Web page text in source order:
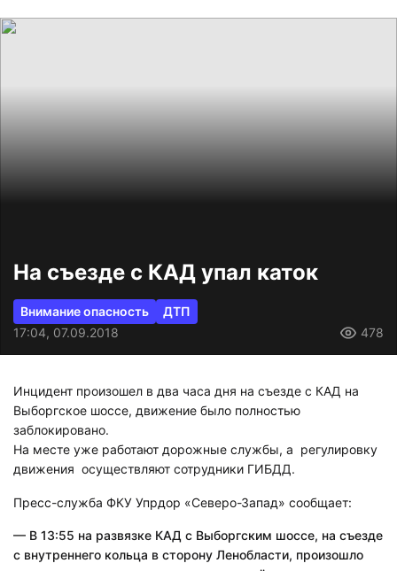
На съезде с КАД упал каток
Внимание опасность
ДТП
17:04, 07.09.2018
478
Инцидент произошел в два часа дня на съезде с КАД на
Выборгское шоссе, движение было полностью
заблокировано.
На месте уже работают дорожные службы, а регулировку
движения осуществляют сотрудники ГИБДД.
Пресс-служба ФКУ Упрдор «Северо-Запад» сообщает:
— В 13:55 на развязке КАД с Выборгским шоссе, на съезде
с внутреннего кольца в сторону Ленобласти, произошло